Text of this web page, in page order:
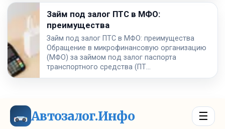
Займ под залог ПТС в МФО:
преимущества
Займ под залог ПТС в МФО: преимущества
Обращение в микрофинансовую организацию
(МФО) за займом под залог паспорта
транспортного средства (ПТ…
Автозалог.Инфо ☰